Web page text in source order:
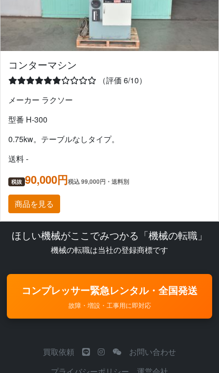
コンターマシン
（評価 6/10）
メーカー ラクソー
型番 H-300
0.75kw。テーブルなしタイプ。
送料 -
税抜 90,000円税込 99,000円・送料別
商品を見る
ほしい機械がここでみつかる「機械の転職」
機械の転職は当社の登録商標です
コンプレッサー緊急レンタル・全国発送
故障・増設・工事用に即対応
買取依頼
お問い合わせ